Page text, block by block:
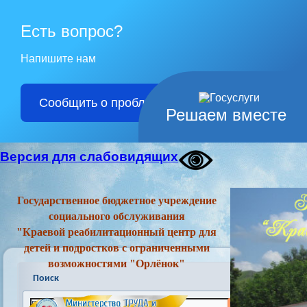
Решаем вместе
Есть вопрос?
Напишите нам
Сообщить о проблеме
Версия для слабовидящих
Государственное бюджетное учреждение
социального обслуживания
"Краевой реабилитационный центр для
детей и подростков с ограниченными
возможностями "Орлёнок"
Поиск